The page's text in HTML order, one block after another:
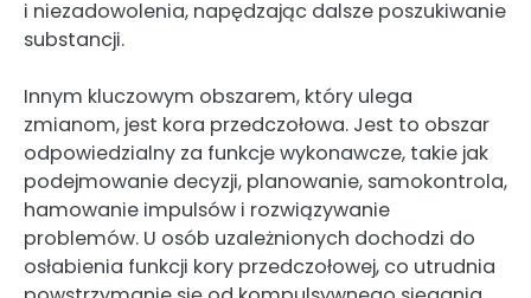
i niezadowolenia, napędzając dalsze poszukiwanie
substancji.
Innym kluczowym obszarem, który ulega
zmianom, jest kora przedczołowa. Jest to obszar
odpowiedzialny za funkcje wykonawcze, takie jak
podejmowanie decyzji, planowanie, samokontrola,
hamowanie impulsów i rozwiązywanie
problemów. U osób uzależnionych dochodzi do
osłabienia funkcji kory przedczołowej, co utrudnia